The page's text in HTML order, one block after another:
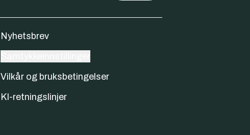
Nyhetsbrev
Vilkår og bruksbetingelser
KI-retningslinjer